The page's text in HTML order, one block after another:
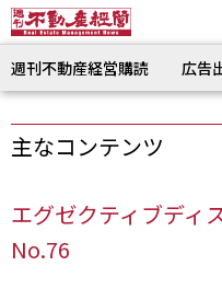
週刊不動産経営購読 広告
主なコンテンツ
エグゼクティブデ
No.76